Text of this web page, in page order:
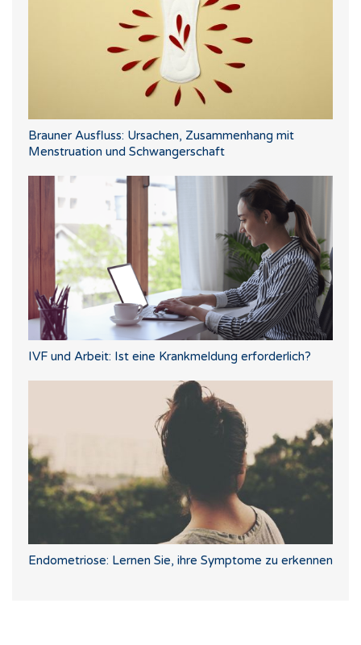
Brauner Ausfluss: Ursachen, Zusammenhang mit
Menstruation und Schwangerschaft
IVF und Arbeit: Ist eine Krankmeldung erforderlich?
Endometriose: Lernen Sie, ihre Symptome zu erkennen